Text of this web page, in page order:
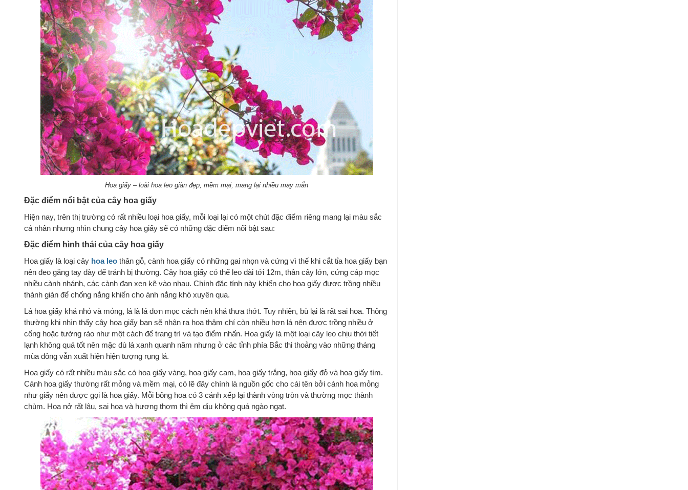
Hoa giấy – loài hoa leo giàn đẹp, mềm mại, mang lại nhiều may mắn
Đặc điểm nổi bật của cây hoa giấy
Hiện nay, trên thị trường có rất nhiều loại hoa giấy, mỗi loại lại có một chút đặc điểm riêng mang lại màu sắc
cá nhân nhưng nhìn chung cây hoa giấy sẽ có những đặc điểm nổi bật sau:
Đặc điểm hình thái của cây hoa giấy
Hoa giấy là loại cây hoa leo thân gỗ, cành hoa giấy có những gai nhọn và cứng vì thế khi cắt tỉa hoa giấy bạn
nên đeo găng tay dày để tránh bị thường. Cây hoa giấy có thể leo dài tới 12m, thân cây lớn, cứng cáp mọc
nhiều cành nhánh, các cành đan xen kẽ vào nhau. Chính đặc tính này khiến cho hoa giấy được trồng nhiều
thành giàn để chống nắng khiến cho ánh nắng khó xuyên qua.
Lá hoa giấy khá nhỏ và mỏng, lá là lá đơn mọc cách nên khá thưa thớt. Tuy nhiên, bù lại là rất sai hoa. Thông
thường khi nhìn thấy cây hoa giấy bạn sẽ nhận ra hoa thậm chí còn nhiều hơn lá nên được trồng nhiều ở
cổng hoặc tường rào như một cách để trang trí và tạo điểm nhấn. Hoa giấy là một loại cây leo chịu thời tiết
lạnh không quá tốt nên mặc dù lá xanh quanh năm nhưng ở các tỉnh phía Bắc thi thoảng vào những tháng
mùa đông vẫn xuất hiện hiện tượng rụng lá.
Hoa giấy có rất nhiều màu sắc có hoa giấy vàng, hoa giấy cam, hoa giấy trắng, hoa giấy đỏ và hoa giấy tím.
Cánh hoa giấy thường rất mỏng và mềm mại, có lẽ đây chính là nguồn gốc cho cái tên bởi cánh hoa mỏng
như giấy nên được gọi là hoa giấy. Mỗi bông hoa có 3 cánh xếp lại thành vòng tròn và thường mọc thành
chùm. Hoa nở rất lâu, sai hoa và hương thơm thì êm dịu không quá ngào ngạt.